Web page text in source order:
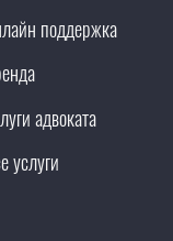
поддержка
адвоката
услуги